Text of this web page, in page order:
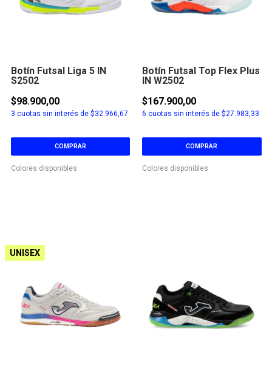
Botín Futsal Liga 5 IN
S2502
$98.900,00
3 cuotas sin interés de $32.966,67
COMPRAR
Colores disponibles
Botín Futsal Top Flex Plus
IN W2502
$167.900,00
6 cuotas sin interés de $27.983,33
COMPRAR
Colores disponibles
UNISEX